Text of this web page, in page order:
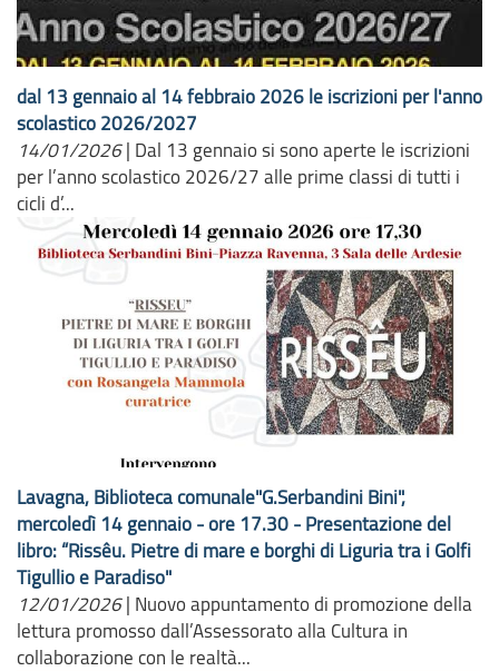
dal 13 gennaio al 14 febbraio 2026 le iscrizioni per l'anno
scolastico 2026/2027
14/01/2026 | Dal 13 gennaio si sono aperte le iscrizioni
per l’anno scolastico 2026/27 alle prime classi di tutti i
cicli d’...
Lavagna, Biblioteca comunale"G.Serbandini Bini",
mercoledì 14 gennaio - ore 17.30 - Presentazione del
libro: “Rissêu. Pietre di mare e borghi di Liguria tra i Golfi
Tigullio e Paradiso"
12/01/2026 | Nuovo appuntamento di promozione della
lettura promosso dall’Assessorato alla Cultura in
collaborazione con le realtà...